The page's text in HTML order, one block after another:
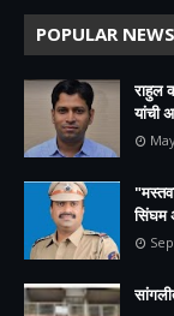
POPULAR NEWS
राहुल
यांची
सिंघम